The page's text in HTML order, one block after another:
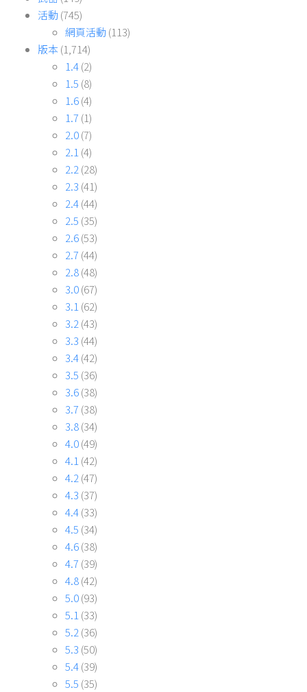
活動 (745)
網頁活動 (113)
版本 (1,714)
1.4(2)
1.5 (8)
1.6(4)
1.7 (1)
2.0(7)
2.1 (4)
2.2 (28)
2.3 (41)
2.4(44)
2.5 (35)
2.6(53)
2.7 (44)
2.8(48)
3.0(67)
3.1 (62)
3.2 (43)
3.3 (44)
3.4(42)
3.5 (36)
3.6(38)
3.7 (38)
3.8(34)
4.0(49)
4.1 (42)
4.2 (47)
4.3 (37)
4.4(33)
4.5 (34)
4.6(38)
4.7 (39)
4.8(42)
5.0(93)
5.1 (33)
5.2 (36)
5.3 (50)
5.4(39)
5.5 (35)